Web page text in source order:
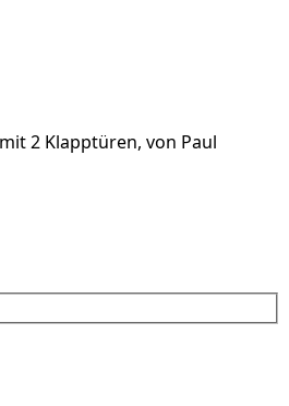
2 Klapptüren, von Paul